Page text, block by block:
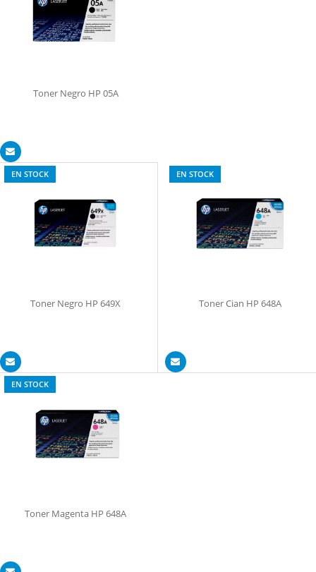
Toner Negro HP 05A
EN STOCK
Toner Negro HP 649X
EN STOCK
Toner Cian HP 648A
EN STOCK
Toner Magenta HP 648A